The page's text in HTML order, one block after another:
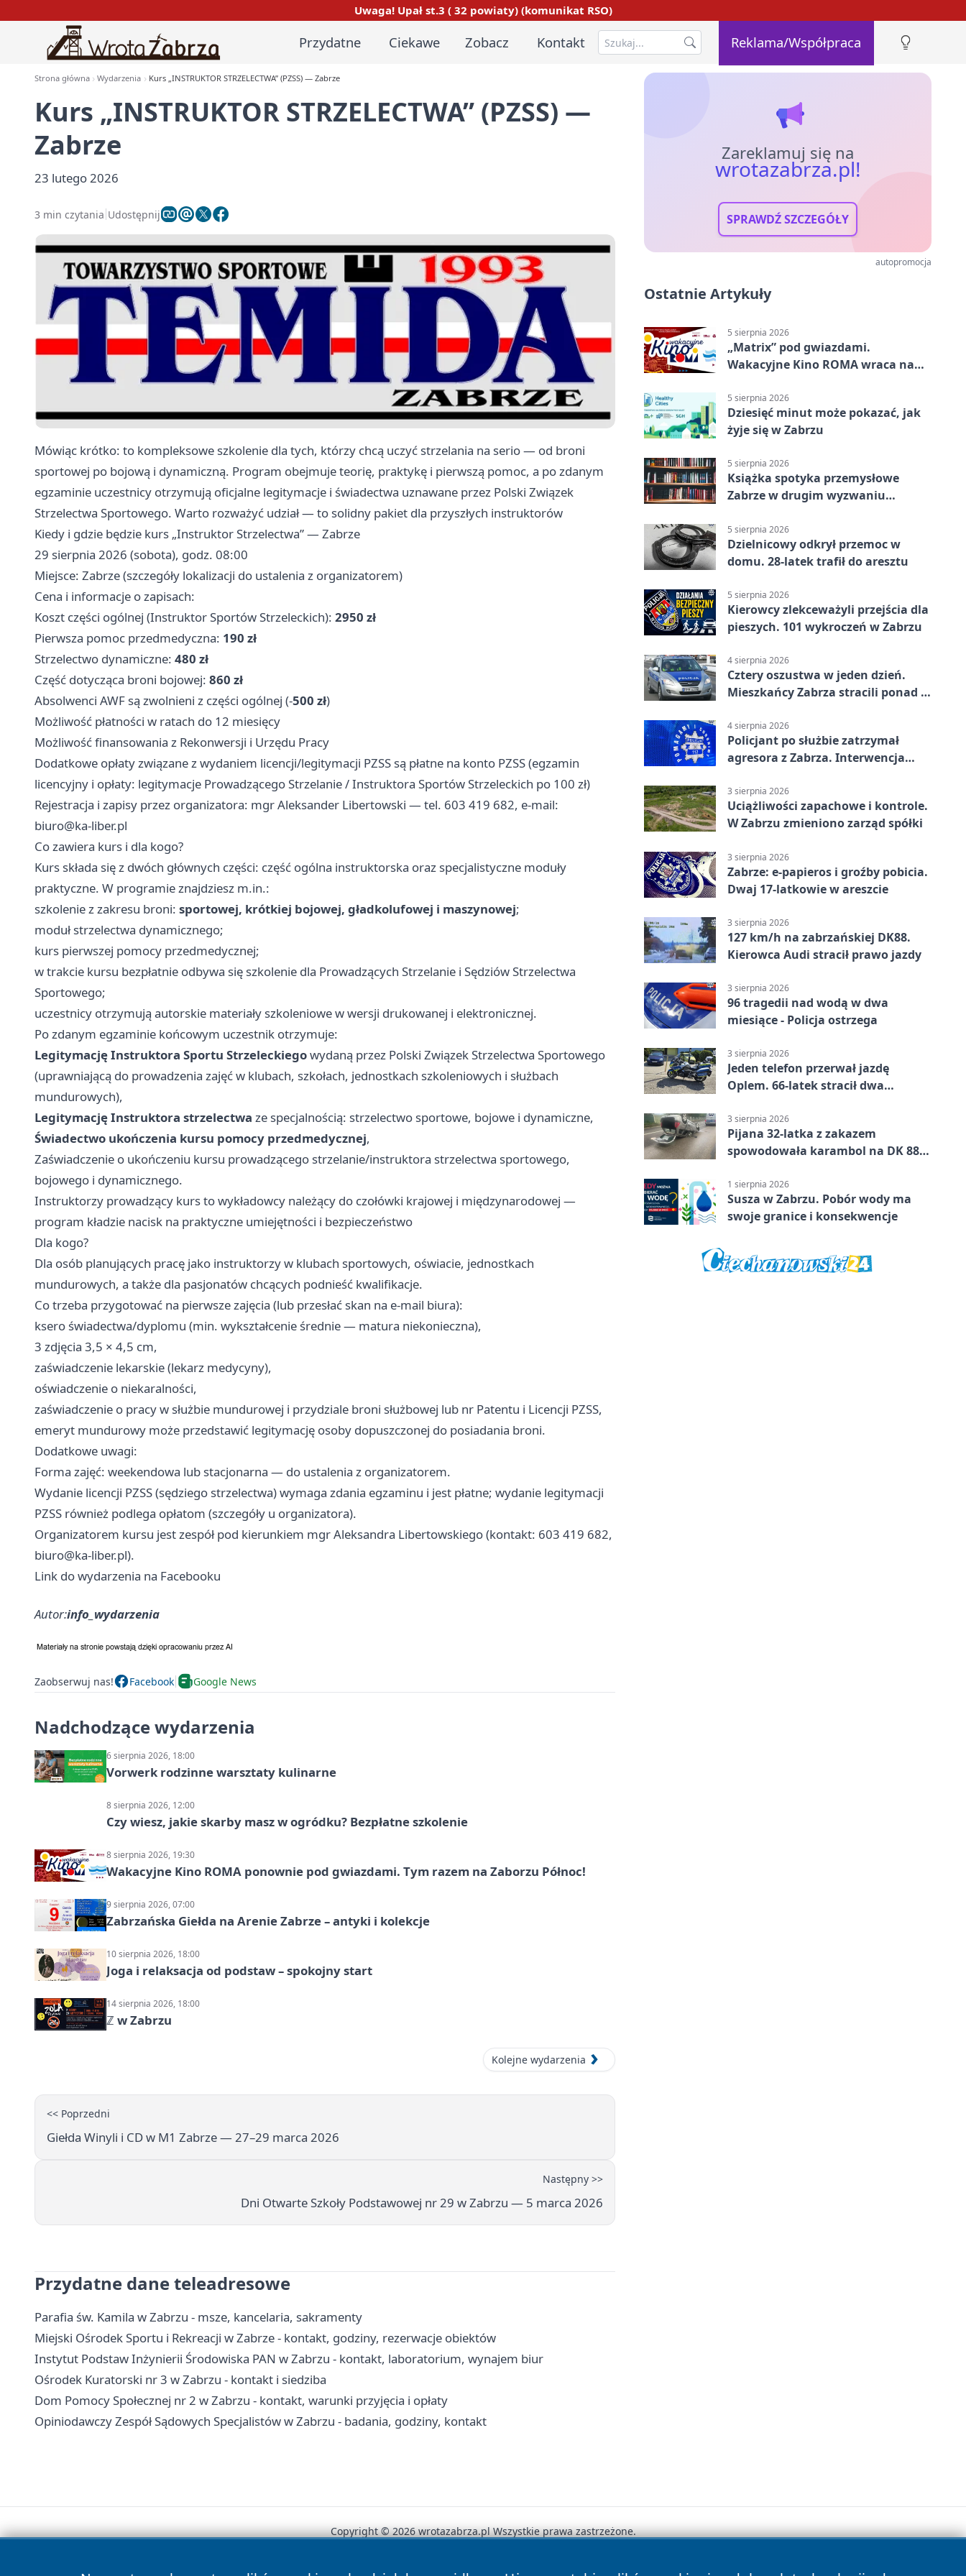
Uwaga! Upał st.3 ( 32 powiaty) (komunikat RSO)
Przydatne Ciekawe Zobacz Kontakt Reklama/Współpraca
Strona główna Wydarzenia Kurs „INSTRUKTOR STRZELECTWA” (PZSS) — Zabrze
Kurs „INSTRUKTOR STRZELECTWA” (PZSS) —
Zabrze
23 lutego 2026
3 min czytania Udostępnij
Mówiąc krótko: to kompleksowe szkolenie dla tych, którzy chcą uczyć strzelania na serio — od broni
sportowej po bojową i dynamiczną. Program obejmuje teorię, praktykę i pierwszą pomoc, a po zdanym
egzaminie uczestnicy otrzymują oficjalne legitymacje i świadectwa uznawane przez Polski Związek
Strzelectwa Sportowego. Warto rozważyć udział — to solidny pakiet dla przyszłych instruktorów
Kiedy i gdzie będzie kurs „Instruktor Strzelectwa” — Zabrze
29 sierpnia 2026 (sobota), godz. 08:00
Miejsce: Zabrze (szczegóły lokalizacji do ustalenia z organizatorem)
Cena i informacje o zapisach:
Koszt części ogólnej (Instruktor Sportów Strzeleckich): 2950 zł
Pierwsza pomoc przedmedyczna: 190 zł
Strzelectwo dynamiczne: 480 zł
Część dotycząca broni bojowej: 860 zł
Absolwenci AWF są zwolnieni z części ogólnej (-500 zł)
Możliwość płatności w ratach do 12 miesięcy
Możliwość finansowania z Rekonwersji i Urzędu Pracy
Dodatkowe opłaty związane z wydaniem licencji/legitymacji PZSS są płatne na konto PZSS (egzamin
licencyjny i opłaty: legitymacje Prowadzącego Strzelanie / Instruktora Sportów Strzeleckich po 100 zł)
Rejestracja i zapisy przez organizatora: mgr Aleksander Libertowski — tel. 603 419 682, e-mail:
biuro@ka-liber.pl
Co zawiera kurs i dla kogo?
Kurs składa się z dwóch głównych części: część ogólna instruktorska oraz specjalistyczne moduły
praktyczne. W programie znajdziesz m.in.:
szkolenie z zakresu broni: sportowej, krótkiej bojowej, gładkolufowej i maszynowej;
moduł strzelectwa dynamicznego;
kurs pierwszej pomocy przedmedycznej;
w trakcie kursu bezpłatnie odbywa się szkolenie dla Prowadzących Strzelanie i Sędziów Strzelectwa
Sportowego;
uczestnicy otrzymują autorskie materiały szkoleniowe w wersji drukowanej i elektronicznej.
Po zdanym egzaminie końcowym uczestnik otrzymuje:
Legitymację Instruktora Sportu Strzeleckiegowydaną przez Polski Związek Strzelectwa Sportowego
(uprawniającą do prowadzenia zajęć w klubach, szkołach, jednostkach szkoleniowych i służbach
mundurowych),
Legitymację Instruktora strzelectwa ze specjalnością: strzelectwo sportowe, bojowe i dynamiczne,
Świadectwo ukończenia kursu pomocy przedmedycznej,
Zaświadczenie o ukończeniu kursu prowadzącego strzelanie/instruktora strzelectwa sportowego,
bojowego i dynamicznego.
Instruktorzy prowadzący kurs to wykładowcy należący do czołówki krajowej i międzynarodowej —
program kładzie nacisk na praktyczne umiejętności i bezpieczeństwo
Dla kogo?
Dla osób planujących pracę jako instruktorzy w klubach sportowych, oświacie, jednostkach
mundurowych, a także dla pasjonatów chcących podnieść kwalifikacje.
Co trzeba przygotować na pierwsze zajęcia (lub przesłać skan na e-mail biura):
ksero świadectwa/dyplomu (min. wykształcenie średnie — matura niekonieczna),
3 zdjęcia 3,5 × 4,5 cm,
zaświadczenie lekarskie (lekarz medycyny),
oświadczenie o niekaralności,
zaświadczenie o pracy w służbie mundurowej i przydziale broni służbowej lub nr Patentu i Licencji PZSS,
emeryt mundurowy może przedstawić legitymację osoby dopuszczonej do posiadania broni.
Dodatkowe uwagi:
Forma zajęć: weekendowa lub stacjonarna — do ustalenia z organizatorem.
Wydanie licencji PZSS (sędziego strzelectwa) wymaga zdania egzaminu i jest płatne; wydanie legitymacji
PZSS również podlega opłatom (szczegóły u organizatora).
Organizatorem kursu jest zespół pod kierunkiem mgr Aleksandra Libertowskiego (kontakt: 603 419 682,
biuro@ka-liber.pl).
Link do wydarzenia na Facebooku
Autor:info_wydarzenia
Zaobserwuj nas! Facebook Google News
Nadchodzące wydarzenia
6 sierpnia 2026, 18:00
Vorwerk rodzinne warsztaty kulinarne
8 sierpnia 2026, 12:00
Czy wiesz, jakie skarby masz w ogródku? Bezpłatne szkolenie
8 sierpnia 2026, 19:30
Wakacyjne Kino ROMA ponownie pod gwiazdami. Tym razem na Zaborzu Północ!
9 sierpnia 2026, 07:00
Zabrzańska Giełda na Arenie Zabrze – antyki i kolekcje
10 sierpnia 2026, 18:00
Joga i relaksacja od podstaw – spokojny start
14 sierpnia 2026, 18:00
ℤ w Zabrzu
Kolejne wydarzenia
<< Poprzedni
Giełda Winyli i CD w M1 Zabrze — 27–29 marca 2026
Następny >>
Dni Otwarte Szkoły Podstawowej nr 29 w Zabrzu — 5 marca 2026
Przydatne dane teleadresowe
Parafia św. Kamila w Zabrzu - msze, kancelaria, sakramenty
Miejski Ośrodek Sportu i Rekreacji w Zabrze - kontakt, godziny, rezerwacje obiektów
Instytut Podstaw Inżynierii Środowiska PAN w Zabrzu - kontakt, laboratorium, wynajem biur
Ośrodek Kuratorski nr 3 w Zabrzu - kontakt i siedziba
Dom Pomocy Społecznej nr 2 w Zabrzu - kontakt, warunki przyjęcia i opłaty
Opiniodawczy Zespół Sądowych Specjalistów w Zabrzu - badania, godziny, kontakt
Zareklamuj się na
wrotazabrza.pl!
SPRAWDŹ SZCZEGÓŁY
autopromocja
Ostatnie Artykuły
5 sierpnia 2026
„Matrix” pod gwiazdami.
Wakacyjne Kino ROMA wraca na
5 sierpnia 2026
Dziesięć minut może pokazać, jak
żyje się w Zabrzu
5 sierpnia 2026
Książka spotyka przemysłowe
Zabrze w drugim wyzwaniu
5 sierpnia 2026
Dzielnicowy odkrył przemoc w
domu. 28-latek trafił do aresztu
5 sierpnia 2026
Kierowcy zlekceważyli przejścia dla
pieszych. 101 wykroczeń w Zabrzu
4 sierpnia 2026
Cztery oszustwa w jeden dzień.
Mieszkańcy Zabrza stracili ponad 6
4 sierpnia 2026
Policjant po służbie zatrzymał
agresora z Zabrza. Interwencja
3 sierpnia 2026
Uciążliwości zapachowe i kontrole.
W Zabrzu zmieniono zarząd spółki
3 sierpnia 2026
Zabrze: e-papieros i groźby pobicia.
Dwaj 17-latkowie w areszcie
3 sierpnia 2026
127 km/h na zabrzańskiej DK88.
Kierowca Audi stracił prawo jazdy
3 sierpnia 2026
96 tragedii nad wodą w dwa
miesiące - Policja ostrzega
3 sierpnia 2026
Jeden telefon przerwał jazdę
Oplem. 66-latek stracił dwa
3 sierpnia 2026
Pijana 32-latka z zakazem
spowodowała karambol na DK 88
1 sierpnia 2026
Susza w Zabrzu. Pobór wody ma
swoje granice i konsekwencje
Copyright © 2026 wrotazabrza.pl Wszystkie prawa zastrzeżone.